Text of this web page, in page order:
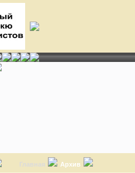
Главная Архив